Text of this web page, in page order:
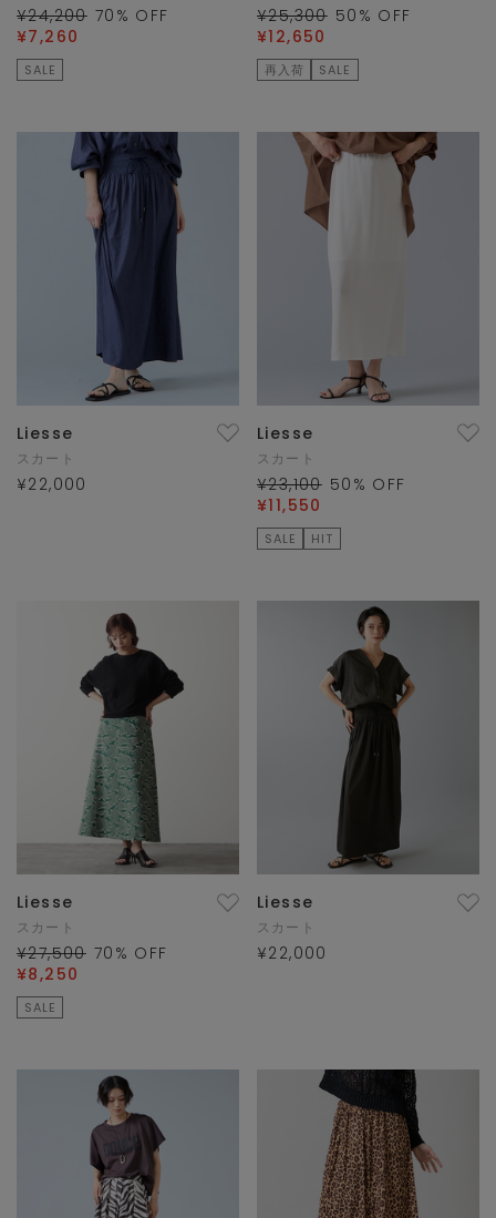
¥24,200 70 % OFF
¥7,260
SALE
¥25,300 50 % OFF
¥12,650
再入荷 SALE
Liesse
スカート
¥22,000
Liesse
スカート
¥23,100 50 % OFF
¥11,550
SALE HIT
Liesse
スカート
¥27,500 70 % OFF
¥8,250
SALE
Liesse
スカート
¥22,000